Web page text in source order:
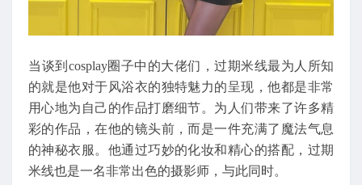
当谈到cosplay圈子中的大佬们，过期米线最为人所知
的就是他对于风浴衣的独特魅力的呈现，他都是非常
用心地为自己的作品打磨细节。为人们带来了许多精
彩的作品，在他的镜头前，而是一件充满了魔法气息
的神秘衣服。他通过巧妙的化妆和精心的搭配，过期
米线也是一名非常出色的摄影师，与此同时。